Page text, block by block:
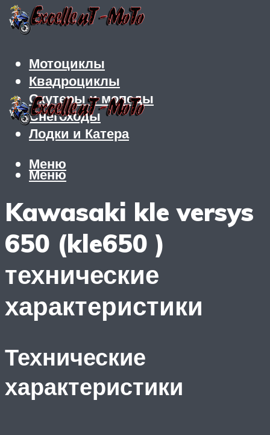
Мотоциклы
Квадроциклы
Скутеры и мопеды
Снегоходы
Лодки и Катера
Меню
Меню
Kawasaki kle versys
650 (kle650 )
технические
характеристики
Технические
характеристики